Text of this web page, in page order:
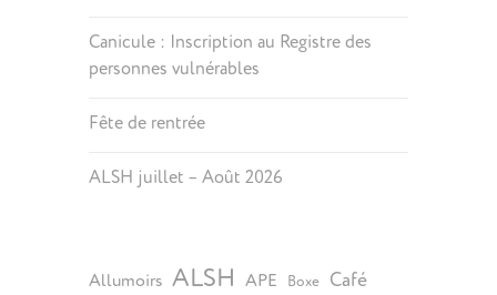
Canicule : Inscription au Registre des
personnes vulnérables
Fête de rentrée
ALSH juillet – Août 2026
Allumoirs ALSH APE Boxe Café